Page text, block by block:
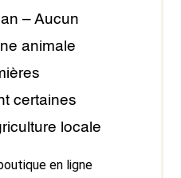
– Aucun
animale
certaines
locale
en ligne